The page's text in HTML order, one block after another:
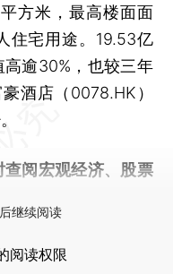
米，最高楼面面
住宅用途。19.53亿
逾30%，也较三年
酒店（0078.HK）
查阅宏观经济、股票
继续阅读
阅读权限